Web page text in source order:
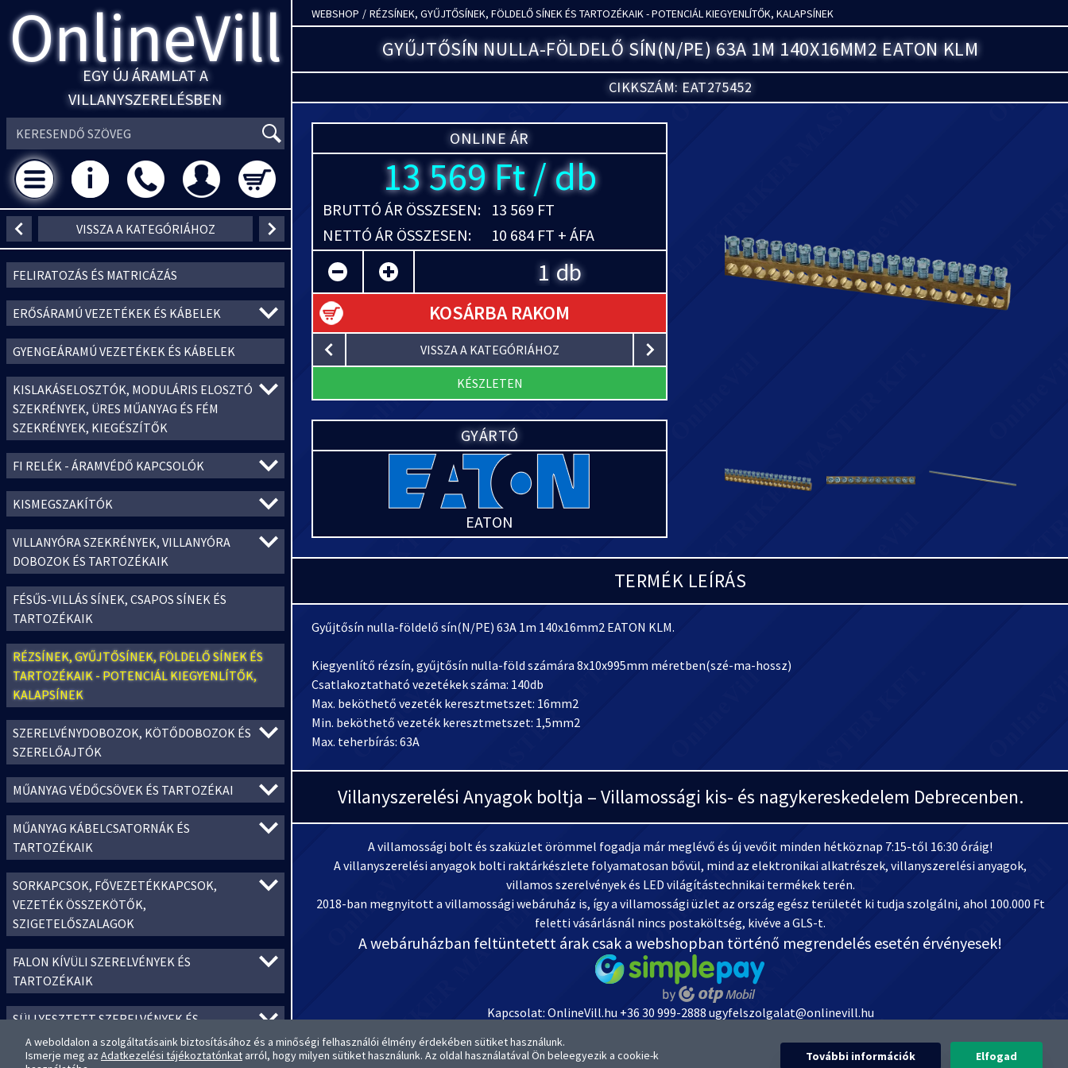
A weboldalon a szolgáltatásaink biztosításához és a minőségi felhasználói élmény érdekében sütiket használunk.
Ismerje meg az Adatkezelési tájékoztatónkat arról, hogy milyen sütiket használunk. Az oldal használatával Ön beleegyezik a cookie-k
További információk Elfogad
OnlineVill
EGY ÚJ ÁRAMLAT A
VILLANYSZERELÉSBEN
VISSZA A KATEGÓRIÁHOZ
FELIRATOZÁS ÉS MATRICÁZÁS
ERŐSÁRAMÚ VEZETÉKEK ÉS KÁBELEK
GYENGEÁRAMÚ VEZETÉKEK ÉS KÁBELEK
KISLAKÁSELOSZTÓK, MODULÁRIS ELOSZTÓ
SZEKRÉNYEK, ÜRES MŰANYAG ÉS FÉM
SZEKRÉNYEK, KIEGÉSZÍTŐK
FI RELÉK - ÁRAMVÉDŐ KAPCSOLÓK
KISMEGSZAKÍTÓK
VILLANYÓRA SZEKRÉNYEK, VILLANYÓRA
DOBOZOK ÉS TARTOZÉKAIK
FÉSŰS-VILLÁS SÍNEK, CSAPOS SÍNEK ÉS
TARTOZÉKAIK
RÉZSÍNEK, GYŰJTŐSÍNEK, FÖLDELŐ SÍNEK ÉS
TARTOZÉKAIK - POTENCIÁL KIEGYENLÍTŐK,
KALAPSÍNEK
SZERELVÉNYDOBOZOK, KÖTŐDOBOZOK ÉS
SZERELŐAJTÓK
MŰANYAG VÉDŐCSÖVEK ÉS TARTOZÉKAI
MŰANYAG KÁBELCSATORNÁK ÉS
TARTOZÉKAIK
SORKAPCSOK, FŐVEZETÉKKAPCSOK,
VEZETÉK ÖSSZEKÖTŐK,
SZIGETELŐSZALAGOK
FALON KÍVÜLI SZERELVÉNYEK ÉS
TARTOZÉKAIK
SÜLLYESZTETT SZERELVÉNYEK ÉS
TARTOZÉKAIK
WEBSHOP / RÉZSÍNEK, GYŰJTŐSÍNEK, FÖLDELŐ SÍNEK ÉS TARTOZÉKAIK - POTENCIÁL KIEGYENLÍTŐK, KALAPSÍNEK
GYŰJTŐSÍN NULLA-FÖLDELŐ SÍN(N/PE) 63A 1M 140X16MM2 EATON KLM
CIKKSZÁM: EAT275452
ONLINE ÁR
13 569 Ft / db
BRUTTÓ ÁR ÖSSZESEN: 13 569 FT
NETTÓ ÁR ÖSSZESEN:
10 684 FT + ÁFA
db
KOSÁRBA RAKOM
VISSZA A KATEGÓRIÁHOZ
KÉSZLETEN
GYÁRTÓ
EATON
TERMÉK LEÍRÁS
Gyűjtősín nulla-földelő sín(N/PE) 63A 1m 140x16mm2 EATON KLM.
Kiegyenlítő rézsín, gyűjtősín nulla-föld számára 8x10x995mm méretben(szé-ma-hossz)
Csatlakoztatható vezetékek száma: 140db
Max. beköthető vezeték keresztmetszet: 16mm2
Min. beköthető vezeték keresztmetszet: 1,5mm2
Max. teherbírás: 63A
Villanyszerelési Anyagok boltja – Villamossági kis- és nagykereskedelem Debrecenben.
A villamossági bolt és szaküzlet örömmel fogadja már meglévő és új vevőit minden hétköznap 7:15-től 16:30 óráig!
A villanyszerelési anyagok bolti raktárkészlete folyamatosan bővül, mind az elektronikai alkatrészek, villanyszerelési anyagok,
villamos szerelvények és LED világítástechnikai termékek terén.
2018-ban megnyitott a villamossági webáruház is, így a villamossági üzlet az ország egész területét ki tudja szolgálni, ahol 100.000 Ft
feletti vásárlásnál nincs postaköltség, kivéve a GLS-t.
A webáruházban feltüntetett árak csak a webshopban történő megrendelés esetén érvényesek!
Kapcsolat: OnlineVill.hu +36 30 999-2888 ugyfelszolgalat@onlinevill.hu
A termékképek és termék kategória képek az Elektriker Master Kft. tulajdona. A képek eredeti forrás állományával cégünk rendelkezik. A termékképek és termék kategória